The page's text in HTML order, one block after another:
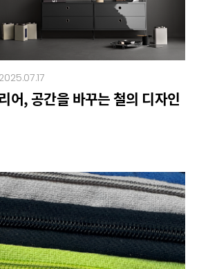
2025.07.17
어, 공간을 바꾸는 철의 디자인